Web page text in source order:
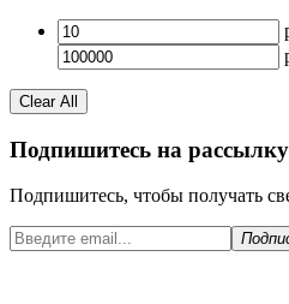
Clear All
Подпишитесь на рассылку
Подпишитесь, чтобы получать